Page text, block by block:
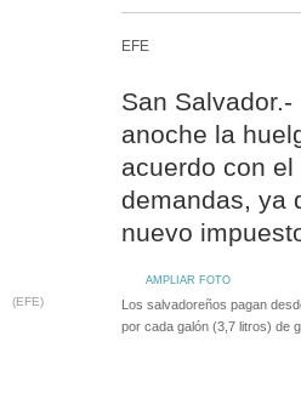
EFE
San
anoche la
acuerdo con
demandas, ya
nuevo
AMPLIAR FOTO
(EFE)
Los salvadoreños pagan
por cada galón (3,7 litros) de